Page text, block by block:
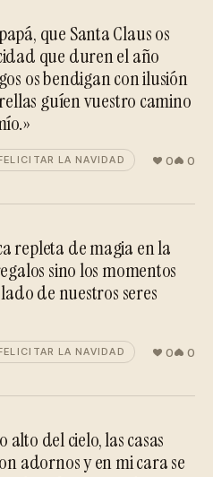
que Santa Claus os
que duren el año
os bendigan con ilusión
guíen vuestro camino
LA NAVIDAD 0 0
repleta de magia en la
sino los momentos
de nuestros seres
LA NAVIDAD 0 0
alto del cielo, las casas
adornos y en mi cara se